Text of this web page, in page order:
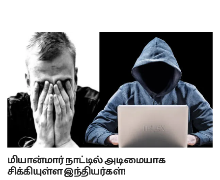
மியான்மார் நாட்டில் அடிமையாக
சிக்கியுள்ள இந்தியர்கள்!